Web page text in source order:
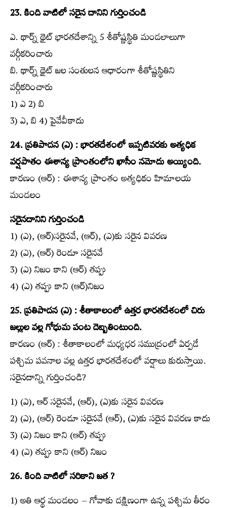
23. కింది వాటిలో సరైన దానిని గుర్తించండి
ఎ. థార్న్ థైట్‌ భారతదేశాన్ని 5 శీతోష్ణస్థితి మండలాలుగా
వర్గీకరించారు
బి. థార్న్ థైట్‌ జల సంతులన ఆధారంగా శీతోష్ణస్థితిని
వర్గీకరించారు
1) ఎ 2) బి
3) ఎ, బి 4) పైవేవీకాదు
24. ప్రతిపాదన (ఎ) : భారతదేశంలో ఇప్పటివరకు అత్యధిక
వర్షపాతం ఈశాన్య ప్రాంతంలోని ఖాసీం నమోదు అయ్యింది.
కారణం (ఆర్‌) : ఈశాన్య ప్రాంతం అత్యధికం హిమాలయ
మండలం
సరైనదానిని గుర్తించండి
1) (ఎ), (ఆర్‌)సరైనవే, (ఆర్‌), (ఎ)కు సరైన వివరణ
2) (ఎ), (ఆర్‌) రెండూ సరైనవే
3) (ఎ) నిజం కాని (ఆర్‌) తప్పు
4) (ఎ) తప్పు కాని (ఆర్‌)నిజం
25. ప్రతిపాదన (ఎ) : శీతాకాలంలో ఉత్తర భారతదేశంలో చిరు
జల్లుల వల్ల గోధుమ పంట దెబ్బతింటుంది.
కారణం (ఆర్‌) : శీతాకాలంలో మధ్యధర సముద్రంలో ఏర్పడే
పశ్చిమ పవనాల వల్ల ఉత్తర భారతదేశంలో వర్షాలు కురుస్తాయి.
సరైనదాన్ని గుర్తించండి?
1) (ఎ), ఆర్‌ సరైనవే, (ఆర్‌), (ఎ)కు సరైన వివరణ
2) (ఎ), (ఆర్‌) రెండూ సరైనవే (ఆర్‌), (ఎ)కు సరైన వివరణ కాదు
3) (ఎ) నిజం కాని (ఆర్‌) తప్పు
4) (ఎ) తప్పు కాని (ఆర్‌) నిజం
26. కింది వాటిలో సరికాని జత ?
1) అతి ఆర్థ మండలం – గోవాకు దక్షిణంగా ఉన్న పశ్చిమ తీరం